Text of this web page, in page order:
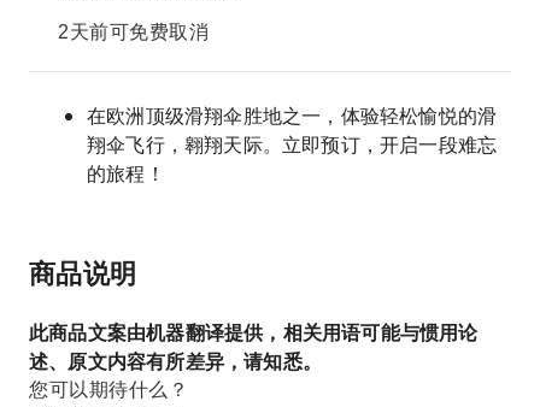
2天前可免费取消
在欧洲顶级滑翔伞胜地之一，体验轻松愉悦的滑
翔伞飞行，翱翔天际。立即预订，开启一段难忘
的旅程！
商品说明
此商品文案由机器翻译提供，相关用语可能与惯用论
述、原文内容有所差异，请知悉。
您可以期待什么？